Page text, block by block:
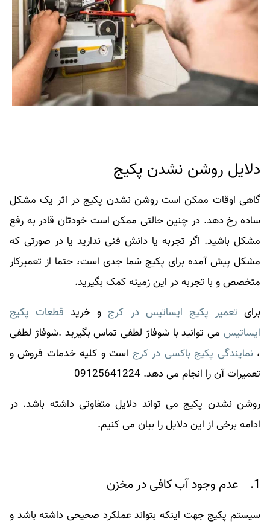
دلایل روشن نشدن پکیج
گاهی اوقات ممکن است روشن نشدن پکیج در اثر یک مشکل
ساده رخ دهد. در چنین حالتی ممکن است خودتان قادر به رفع
مشکل باشید. اگر تجربه یا دانش فنی ندارید یا در صورتی که
مشکل پیش آمده برای پکیج شما جدی است، حتما از تعمیرکار
متخصص و با تجربه در این زمینه کمک بگیرید.
برای تعمیر پکیج ایساتیس در کرج و خرید قطعات پکیج
ایساتیس می توانید با شوفاژ لطفی تماس بگیرید .شوفاژ لطفی
، نمایندگی پکیج باکسی در کرج است و کلیه خدمات فروش و
تعمیرات آن را انجام می دهد. 09125641224
روشن نشدن پکیج می تواند دلایل متفاوتی داشته باشد. در
ادامه برخی از این دلایل را بیان می کنیم.
1. عدم وجود آب کافی در مخزن
سیستم پکیج جهت اینکه بتواند عملکرد صحیحی داشته باشد و